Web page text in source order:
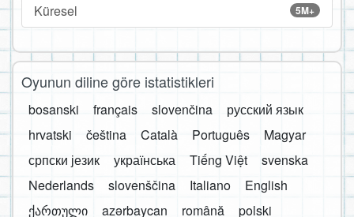
5M+
Küresel
Oyunun diline göre istatistikleri
bosanski français slovenčina
русский язык
hrvatski
čeština Català Português
Magyar
српски језик
українська Tiếng Việt
svenska
Nederlands
slovenščina Italiano
English
ქართული
azərbaycan română
polski